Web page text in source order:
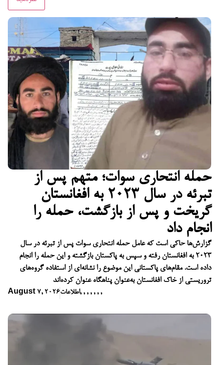
حمله انتحاری سوات؛ متهم پس از
تبرئه در سال ۲۰۲۳ به افغانستان
گریخت و پس از بازگشت، حمله را
انجام داد
گزارش‌ها حاکی است که عامل حمله انتحاری سوات پس از تبرئه در سال
۲۰۲۳ به افغانستان رفته و سپس به پاکستان بازگشته و این حمله را انجام
داده است. مقام‌های پاکستانی این موضوع را نشانه‌ای از استفاده گروه‌های
تروریستی از خاک افغانستان به‌عنوان پناهگاه عنوان کرده‌اند
August 7, 2026اطلاعات, , , , , , ,